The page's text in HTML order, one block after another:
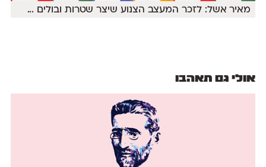
מאיר אשל: לזכר המעצב הצנוע שיצר שטרות ובולים ...
אולי גם תאהבו